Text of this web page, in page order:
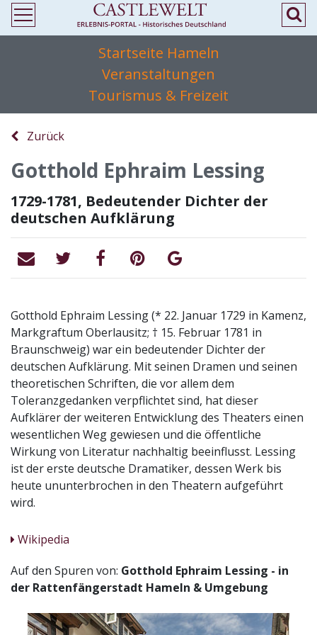
Startseite Hameln
Veranstaltungen
Tourismus & Freizeit
Zurück
Gotthold Ephraim Lessing
1729-1781, Bedeutender Dichter der
deutschen Aufklärung
Gotthold Ephraim Lessing (* 22. Januar 1729 in Kamenz,
Markgraftum Oberlausitz; † 15. Februar 1781 in
Braunschweig) war ein bedeutender Dichter der
deutschen Aufklärung. Mit seinen Dramen und seinen
theoretischen Schriften, die vor allem dem
Toleranzgedanken verpflichtet sind, hat dieser
Aufklärer der weiteren Entwicklung des Theaters einen
wesentlichen Weg gewiesen und die öffentliche
Wirkung von Literatur nachhaltig beeinflusst. Lessing
ist der erste deutsche Dramatiker, dessen Werk bis
heute ununterbrochen in den Theatern aufgeführt
wird.
Wikipedia
Auf den Spuren von: Gotthold Ephraim Lessing - in
der Rattenfängerstadt Hameln & Umgebung